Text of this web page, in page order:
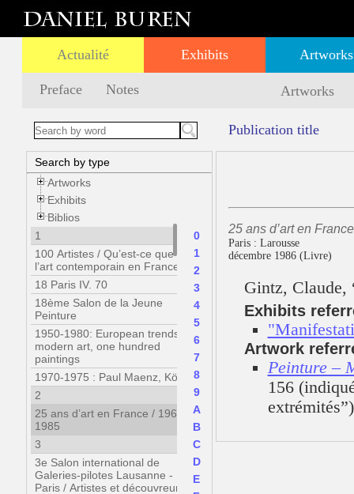
Actualité Exhibits Artworks
Preface Notes Artworks
Search by type
Artworks
Exhibits
Biblios
1
100 Artistes / Qu’est-ce que
l’art contemporain en France ?
18 Paris IV. 70
18ème Salon de la Jeune
Peinture
1950-1980: European trends in
modern art, one hundred
paintings
1970-1975 : Paul Maenz, Köln
2
25 ans d’art en France / 1960-
1985
3
3e Salon international de
Galeries-pilotes Lausanne -
Paris / Artistes et découvreurs
0
1
2
3
4
5
6
7
8
9
A
B
C
D
E
Publication title
25 ans d’art en
Paris : Larousse
décembre 1986 (Livre)
Gintz, Claude,
Exhibits
Artwork
Peinture –
156
extrémités”)